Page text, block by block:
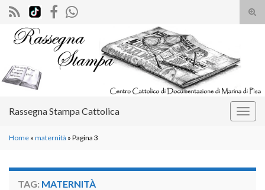
il
Search for:
Rassegna Stampa Cattolica
Home » maternità » Pagina 3
TAG: MATERNITÀ